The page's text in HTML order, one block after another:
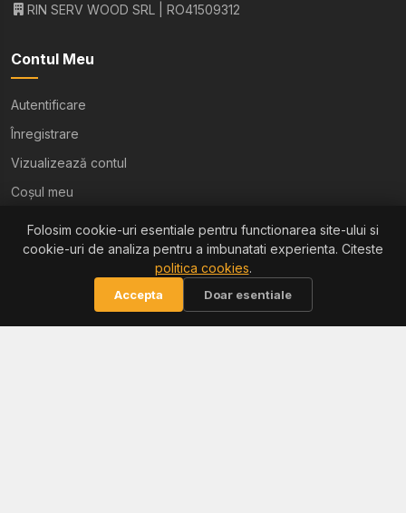
RIN SERV WOOD SRL | RO41509312
Contul Meu
Autentificare
Înregistrare
Vizualizează contul
Coșul meu
Ajutor
Termeni și condiții
Politica de confidențialitate
Folosim cookie-uri esentiale pentru functionarea site-ului si
cookie-uri de analiza pentru a imbunatati experienta. Citeste
politica cookies.
Accepta Doar esentiale